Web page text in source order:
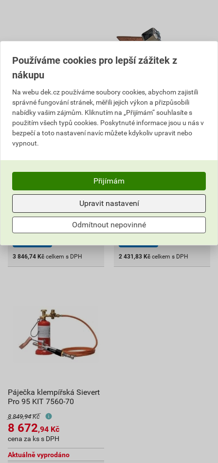
Páječka klempířská Sievert
Pro 3492-41
3 925,24 Kč
3 846,74Kč
Dostupné jen v (2) prodejnách
ks
3 846,74 Kč celkem s DPH
Páječka klempířská
Castolin AeroFlam TIP 370
2 431,83Kč
cena za ks s DPH
Na poptávku
ks
2 431,83 Kč celkem s DPH
Páječka klempířská Sievert
Pro 95 KIT 7560-70
8 849,94 Kč
8 672,94 Kč
cena za ks s DPH
Aktuálně vyprodáno
Používáme cookies pro lepší zážitek z
nákupu
Na webu dek.cz používáme soubory cookies, abychom zajistili
správné fungování stránek, měřili jejich výkon a přizpůsobili
nabídky vašim zájmům. Kliknutím na „Přijímám“ souhlasíte s
použitím všech typů cookies. Poskytnuté informace jsou u nás v
bezpečí a toto nastavení navíc můžete kdykoliv upravit nebo
vypnout.
Přijímám
Upravit nastavení
Odmítnout nepovinné